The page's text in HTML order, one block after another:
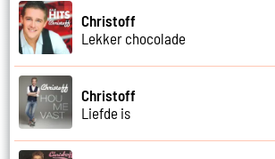
Christoff
Lekker chocolade
Christoff
Liefde is